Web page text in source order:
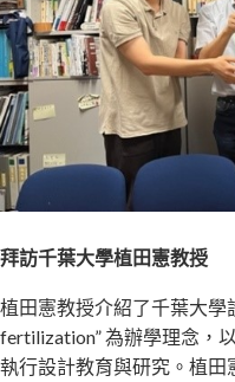
拜訪千葉大學植田憲教授
植田憲教授介紹了千葉大學
fertilization” 為辦學理念，
執行設計教育與研究。植田